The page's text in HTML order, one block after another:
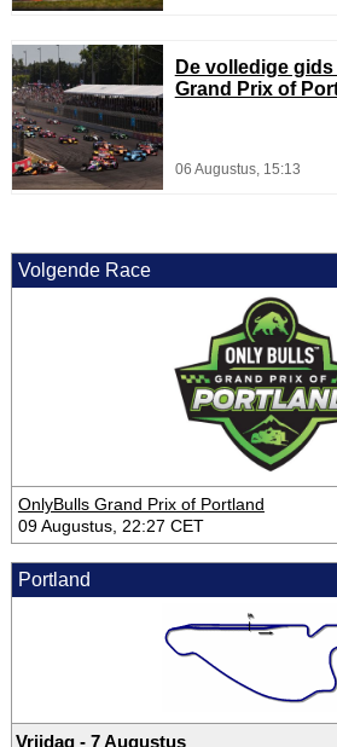
De volledige
Grand Prix of
06 Augustus, 15:13
Volgende Race
OnlyBulls Grand Prix of Portland
09 Augustus, 22:27 CET
Portland
Vrijdag - 7 Augustus